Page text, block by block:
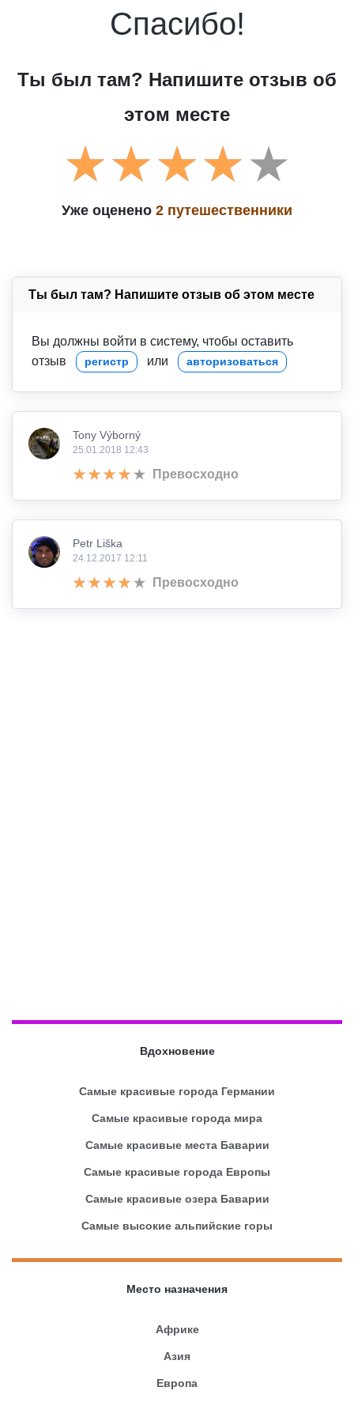
Спасибо!
Ты был там? Напишите отзыв об
этом месте
Уже оценено 2 путешественники
Ты был там? Напишите отзыв об этом месте
Вы должны войти в систему, чтобы оставить
отзыв
регистр или авторизоваться
Tony Výborný
25.01.2018 12:43
Превосходно
Petr Liška
24.12.2017 12:11
Превосходно
Вдохновение
Самые красивые города Германии
Самые красивые города мира
Самые красивые места Баварии
Самые красивые города Европы
Самые красивые озера Баварии
Самые высокие альпийские горы
Место назначения
Африке
Азия
Европа